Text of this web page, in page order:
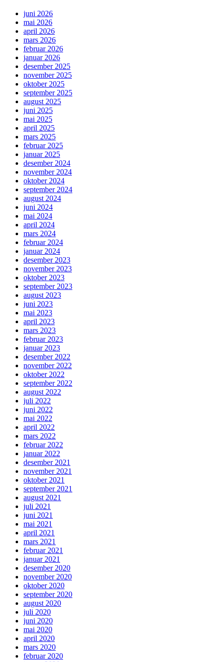
juni 2026
mai 2026
april 2026
mars 2026
februar 2026
januar 2026
desember 2025
november 2025
oktober 2025
september 2025
august 2025
juni 2025
mai 2025
april 2025
mars 2025
februar 2025
januar 2025
desember 2024
november 2024
oktober 2024
september 2024
august 2024
juni 2024
mai 2024
april 2024
mars 2024
februar 2024
januar 2024
desember 2023
november 2023
oktober 2023
september 2023
august 2023
juni 2023
mai 2023
april 2023
mars 2023
februar 2023
januar 2023
desember 2022
november 2022
oktober 2022
september 2022
august 2022
juli 2022
juni 2022
mai 2022
april 2022
mars 2022
februar 2022
januar 2022
desember 2021
november 2021
oktober 2021
september 2021
august 2021
juli 2021
juni 2021
mai 2021
april 2021
mars 2021
februar 2021
januar 2021
desember 2020
november 2020
oktober 2020
september 2020
august 2020
juli 2020
juni 2020
mai 2020
april 2020
mars 2020
februar 2020